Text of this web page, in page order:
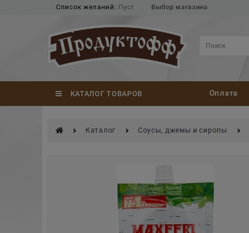
Список желаний: Пуст Выбор магазина
КАТАЛОГ ТОВАРОВ Оплата
Каталог Соусы, джемы и сиропы